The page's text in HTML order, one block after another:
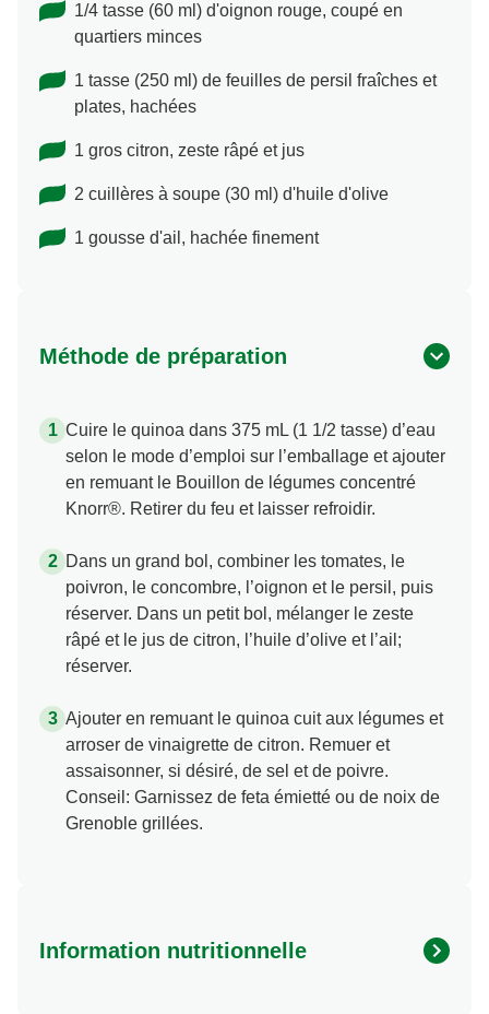
1/4 tasse (60 ml) d'oignon rouge, coupé en
quartiers minces
1 tasse (250 ml) de feuilles de persil fraîches et
plates, hachées
1 gros citron, zeste râpé et jus
2 cuillères à soupe (30 ml) d'huile d'olive
1 gousse d'ail, hachée finement
Méthode de préparation
Cuire le quinoa dans 375 mL (1 1/2 tasse) d’eau
selon le mode d’emploi sur l’emballage et ajouter
en remuant le Bouillon de légumes concentré
Knorr®. Retirer du feu et laisser refroidir.
Dans un grand bol, combiner les tomates, le
poivron, le concombre, l’oignon et le persil, puis
réserver. Dans un petit bol, mélanger le zeste
râpé et le jus de citron, l’huile d’olive et l’ail;
réserver.
Ajouter en remuant le quinoa cuit aux légumes et
arroser de vinaigrette de citron. Remuer et
assaisonner, si désiré, de sel et de poivre.
Conseil: Garnissez de feta émietté ou de noix de
Grenoble grillées.
Information nutritionnelle